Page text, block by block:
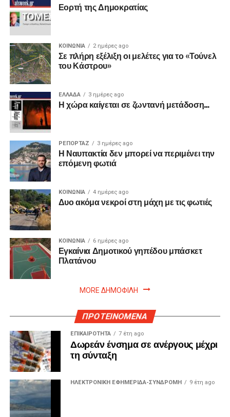
Εορτή της Δημοκρατίας
ΚΟΙΝΩΝΙΑ 2 ημέρες ago
Σε πλήρη εξέλιξη οι μελέτες για το «Τούνελ
του Κάστρου»
ΕΛΛΑΔΑ 3 ημέρες ago
Η χώρα καίγεται σε ζωντανή μετάδοση…
ΡΕΠΟΡΤΑΖ 3 ημέρες ago
Η Ναυπακτία δεν μπορεί να περιμένει την
επόμενη φωτιά
ΚΟΙΝΩΝΙΑ 4 ημέρες ago
Δυο ακόμα νεκροί στη μάχη με τις φωτιές
ΚΟΙΝΩΝΙΑ 6 ημέρες ago
Εγκαίνια Δημοτικού γηπέδου μπάσκετ
Πλατάνου
MORE ΔΗΜΟΦΙΛΗ
ΠΡΟΤΕΙΝΟΜΕΝΑ
ΕΠΙΚΑΙΡΟΤΗΤΑ 7 έτη ago
Δωρεάν ένσημα σε ανέργους μέχρι
τη σύνταξη
ΗΛΕΚΤΡΟΝΙΚΗ ΕΦΗΜΕΡΙΔΑ-ΣΥΝΔΡΟΜΗ 9 έτη ago